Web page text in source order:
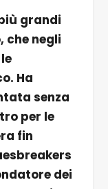
grandi
che negli
Ha
senza
per le
fin
dei